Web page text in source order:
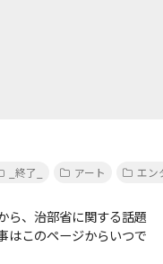
_終了_ アート エン
ら、治部省に関する話題
はこのページからいつで